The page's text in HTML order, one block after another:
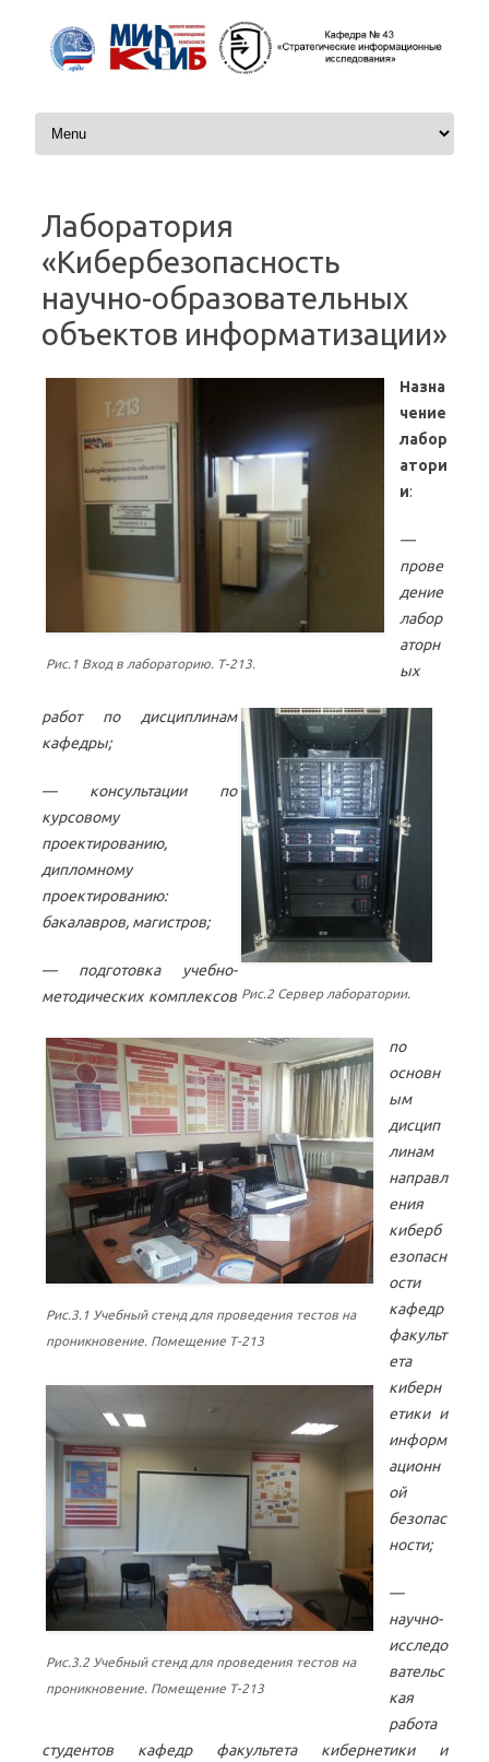
Skip to content
Лаборатория
«Кибербезопасность
научно-образовательных
объектов информатизации»
Рис.1 Вход в лабораторию. Т-213.
Рис.2 Сервер лаборатории.
Рис.3.1 Учебный стенд для проведения тестов на
проникновение. Помещение Т-213
Рис.3.2 Учебный стенд для проведения тестов на
проникновение. Помещение Т-213
Назна
чение
лабор
атори
и:
—
прове
дение
лабор
аторн
ых
работ по дисциплинам
кафедры;
— консультации по
курсовому
проектированию,
дипломному
проектированию:
бакалавров, магистров;
— подготовка учебно-
методических комплексов
по
основн
ым
дисцип
линам
направл
ения
киберб
езопасн
ости
кафедр
факульт
ета
киберн
етики и
информ
ационн
ой
безопас
ности;
—
научно-
исследо
вательс
кая
работа
студентов кафедр факультета кибернетики и